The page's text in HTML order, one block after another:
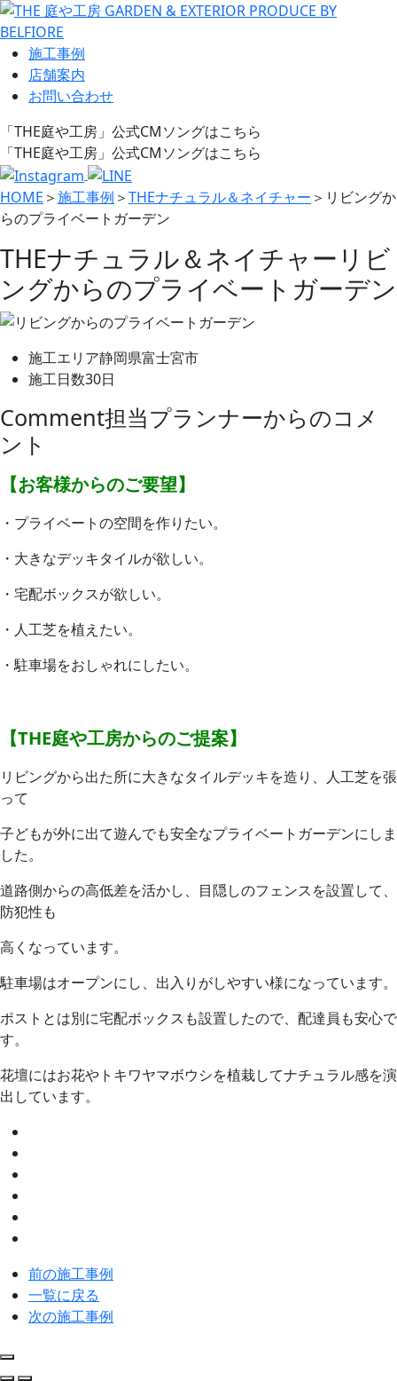
施工事例
店舗案内
お問い合わせ
「THE庭や工房」公式CMソングはこちら
「THE庭や工房」公式CMソングはこちら
HOME ＞施工事例 ＞THEナチュラル＆ネイチャー ＞ リビングか
らのプライベートガーデン
THEナチュラル＆ネイチャー リビ
ングからのプライベートガーデン
施工エリア静岡県富士宮市
施工日数30日
Comment担当プランナーからのコメ
ント
【お客様からのご要望】
・プライベートの空間を作りたい。
・大きなデッキタイルが欲しい。
・宅配ボックスが欲しい。
・人工芝を植えたい。
・駐車場をおしゃれにしたい。
【THE庭や工房からのご提案】
リビングから出た所に大きなタイルデッキを造り、人工芝を張
って
子どもが外に出て遊んでも安全なプライベートガーデンにしま
した。
道路側からの高低差を活かし、目隠しのフェンスを設置して、
防犯性も
高くなっています。
駐車場はオープンにし、出入りがしやすい様になっています。
ポストとは別に宅配ボックスも設置したので、配達員も安心で
す。
花壇にはお花やトキワヤマボウシを植栽してナチュラル感を演
出しています。
前の施工事例
一覧に戻る
次の施工事例